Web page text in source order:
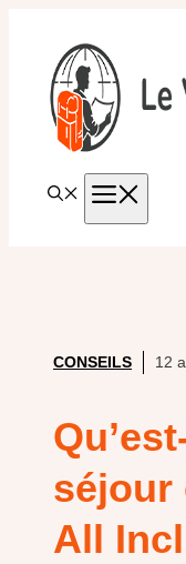
contenu
CONSEILS 12
séjour
All